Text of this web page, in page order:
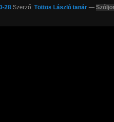
28 Szerző: Töttös László tanár —